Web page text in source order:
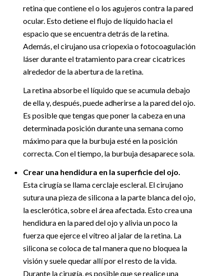
retina que contiene el o los agujeros contra la pared
ocular. Esto detiene el flujo de líquido hacia el
espacio que se encuentra detrás de la retina.
Además, el cirujano usa criopexia o fotocoagulación
láser durante el tratamiento para crear cicatrices
alrededor de la abertura de la retina.
La retina absorbe el líquido que se acumula debajo
de ella y, después, puede adherirse a la pared del ojo.
Es posible que tengas que poner la cabeza en una
determinada posición durante una semana como
máximo para que la burbuja esté en la posición
correcta. Con el tiempo, la burbuja desaparece sola.
Crear una hendidura en la superficie del ojo.
Esta cirugía se llama cerclaje escleral. El cirujano
sutura una pieza de silicona a la parte blanca del ojo,
la esclerótica, sobre el área afectada. Esto crea una
hendidura en la pared del ojo y alivia un poco la
fuerza que ejerce el vítreo al jalar de la retina. La
silicona se coloca de tal manera que no bloquea la
visión y suele quedar allí por el resto de la vida.
Durante la cirugía, es posible que se realice una